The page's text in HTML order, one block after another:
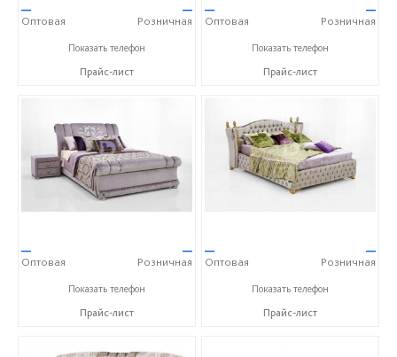
—
Оптовая
—
Розничная
+7 (495) 775-01-50
Показать телефон
Прайс-лист
—
Оптовая
—
Розничная
+7 (495) 775-01-50
Показать телефон
Прайс-лист
—
Оптовая
—
Розничная
+7 (495) 775-01-50
Показать телефон
Прайс-лист
—
Оптовая
—
Розничная
+7 (495) 775-01-50
Показать телефон
Прайс-лист